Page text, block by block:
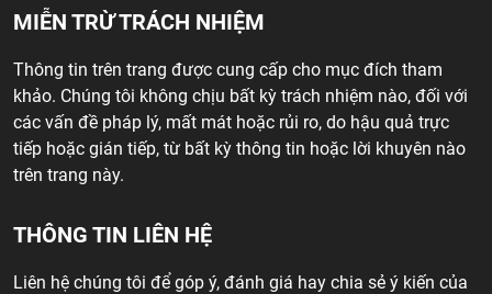
MIỄN TRỪ TRÁCH NHIỆM
Thông tin trên trang được cung cấp cho mục đích tham
khảo. Chúng tôi không chịu bất kỳ trách nhiệm nào, đối với
các vấn đề pháp lý, mất mát hoặc rủi ro, do hậu quả trực
tiếp hoặc gián tiếp, từ bất kỳ thông tin hoặc lời khuyên nào
trên trang này.
THÔNG TIN LIÊN HỆ
Liên hệ chúng tôi để góp ý, đánh giá hay chia sẻ ý kiến của